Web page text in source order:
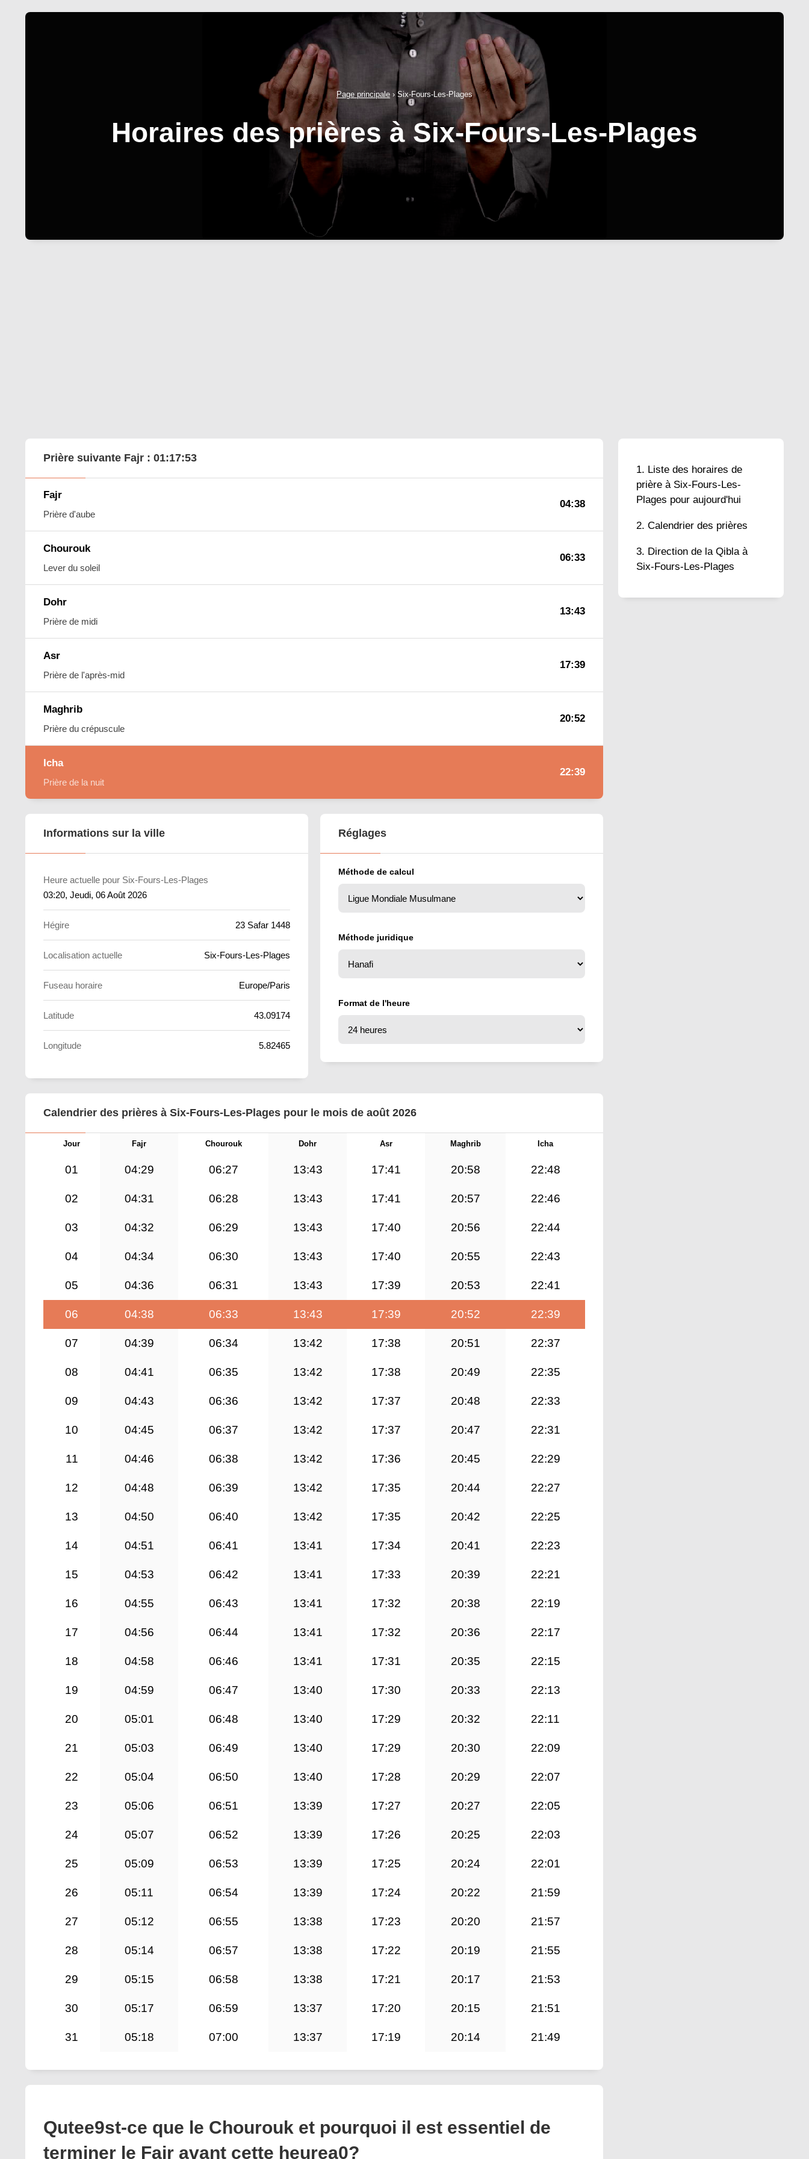
Page principale › Six-Fours-Les-Plages
Horaires des prières à Six-Fours-Les-Plages
Liste des horaires de
prière à Six-Fours-Les-
Plages pour aujourd'hui
Calendrier des prières
Direction de la Qibla à
Six-Fours-Les-Plages
Prière suivante Fajr : 01:17:52
Fajr
Prière d'aube
04:38
Chourouk
Lever du soleil
06:33
Dohr
Prière de midi
13:43
Asr
Prière de l'après-mid
17:39
Maghrib
Prière du crépuscule
20:52
Icha
Prière de la nuit
22:39
Informations sur la ville
Heure actuelle pour Six-Fours-Les-Plages
03:20, Jeudi, 06 Août 2026
Hégire 23 Safar 1448
Localisation actuelle Six-Fours-Les-Plages
Fuseau horaire Europe/Paris
Latitude 43.09174
Longitude 5.82465
Réglages
Méthode de calcul
Méthode juridique
Format de l'heure
Calendrier des prières à Six-Fours-Les-Plages pour le mois de août 2026
Jour Fajr Chourouk Dohr Asr Maghrib Icha
01 04:29 06:27 13:43 17:41 20:58 22:48
02 04:31 06:28 13:43 17:41 20:57 22:46
03 04:32 06:29 13:43 17:40 20:56 22:44
04 04:34 06:30 13:43 17:40 20:55 22:43
05 04:36 06:31 13:43 17:39 20:53 22:41
06 04:38 06:33 13:43 17:39 20:52 22:39
07 04:39 06:34 13:42 17:38 20:51 22:37
08 04:41 06:35 13:42 17:38 20:49 22:35
09 04:43 06:36 13:42 17:37 20:48 22:33
10 04:45 06:37 13:42 17:37 20:47 22:31
11 04:46 06:38 13:42 17:36 20:45 22:29
12 04:48 06:39 13:42 17:35 20:44 22:27
13 04:50 06:40 13:42 17:35 20:42 22:25
14 04:51 06:41 13:41 17:34 20:41 22:23
15 04:53 06:42 13:41 17:33 20:39 22:21
16 04:55 06:43 13:41 17:32 20:38 22:19
17 04:56 06:44 13:41 17:32 20:36 22:17
18 04:58 06:46 13:41 17:31 20:35 22:15
19 04:59 06:47 13:40 17:30 20:33 22:13
20 05:01 06:48 13:40 17:29 20:32 22:11
21 05:03 06:49 13:40 17:29 20:30 22:09
22 05:04 06:50 13:40 17:28 20:29 22:07
23 05:06 06:51 13:39 17:27 20:27 22:05
24 05:07 06:52 13:39 17:26 20:25 22:03
25 05:09 06:53 13:39 17:25 20:24 22:01
26 05:11 06:54 13:39 17:24 20:22 21:59
27 05:12 06:55 13:38 17:23 20:20 21:57
28 05:14 06:57 13:38 17:22 20:19 21:55
29 05:15 06:58 13:38 17:21 20:17 21:53
30 05:17 06:59 13:37 17:20 20:15 21:51
31 05:18 07:00 13:37 17:19 20:14 21:49
Qutee9st-ce que le Chourouk et pourquoi il est essentiel de
terminer le Fajr avant cette heurea0?